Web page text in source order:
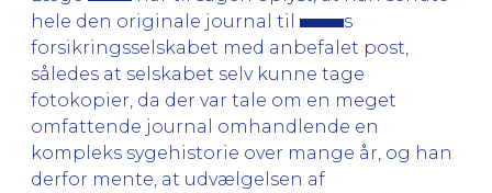
hele den originale journal til
s
forsikringsselskabet med anbefalet post,
således at selskabet selv kunne tage
fotokopier, da der var tale om en meget
omfattende journal omhandlende en
kompleks sygehistorie over mange år, og han
derfor mente, at udvælgelsen af